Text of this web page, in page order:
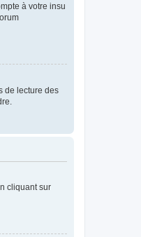
à votre insu
de lecture des
cliquant sur